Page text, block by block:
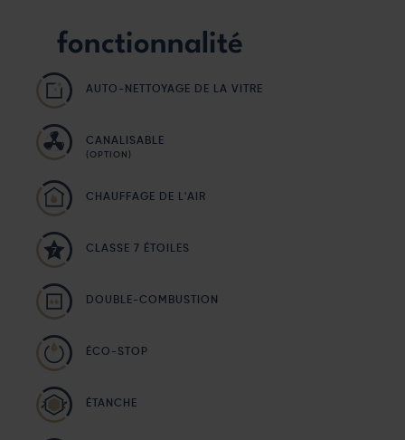
fonctionnalité
AUTO-NETTOYAGE DE LA VITRE
CANALISABLE
(OPTION)
CHAUFFAGE DE L'AIR
CLASSE 7 ÉTOILES
DOUBLE-COMBUSTION
ÉCO-STOP
ÉTANCHE